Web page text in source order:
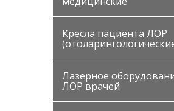
Кресла пациента ЛОР
Лазерное
ЛОР врачей